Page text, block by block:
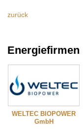
zurück
Energiefirmen
WELTEC BIOPOWER
GmbH